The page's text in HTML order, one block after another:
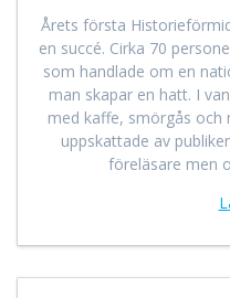
Årets första
en succé. Cirka 70
som handlade om en
man skapar en hatt. I
med kaffe, smörgås och
uppskattade av
föreläsare men